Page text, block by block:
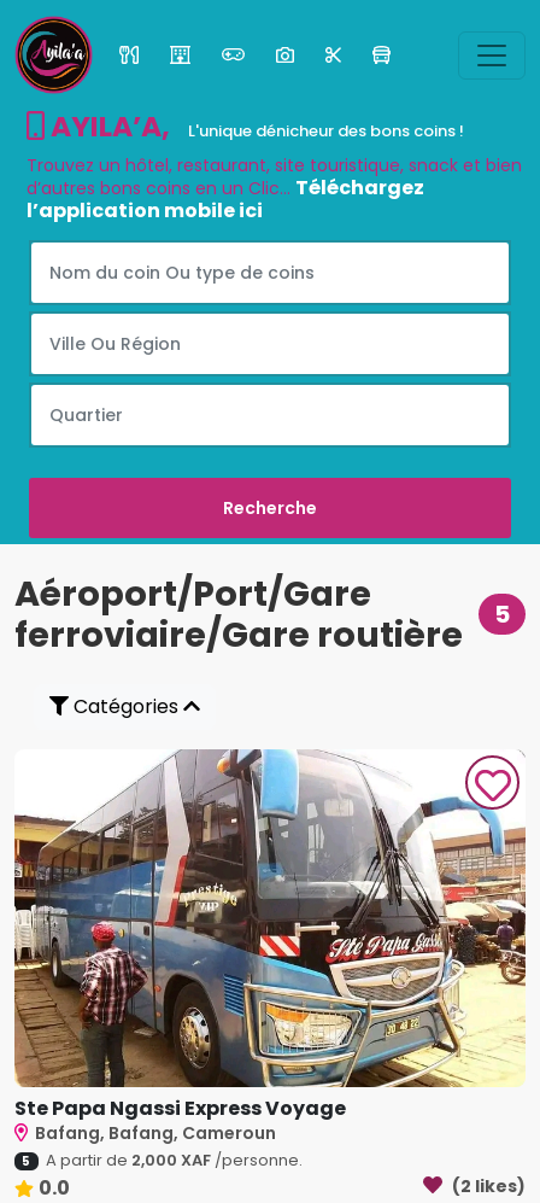
AYILA’A, L'unique dénicheur des bons coins !
Trouvez un hôtel, restaurant, site touristique, snack et bien
d’autres bons coins en un Clic... Téléchargez
l’application mobile ici
Aéroport/Port/Gare
ferroviaire/Gare routière
5
Catégories
Ste Papa Ngassi Express Voyage
Bafang, Bafang, Cameroun
5 A partir de 2,000 XAF/personne.
0.0 (2 likes)